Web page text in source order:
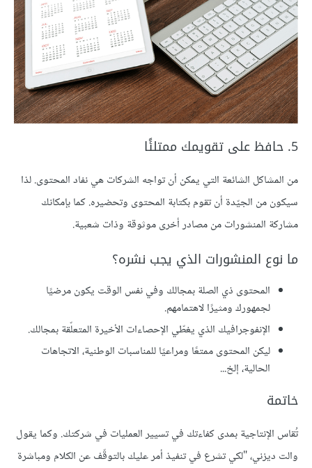
5. حافظ على تقويمك ممتلئًا
من المشاكل الشائعة التي يمكن أن تواجه الشركات هي نفاد المحتوى. لذا
سيكون من الجيّدة أن تقوم بكتابة المحتوى وتحضيره. كما بإمكانك
مشاركة المنشورات من مصادر أخرى موثوقة وذات شعبية.
ما نوع المنشورات الذي يجب نشره؟
المحتوى ذي الصلة بمجالك وفي نفس الوقت يكون مرضيًا
لجمهورك ومثيرًا لاهتمامهم.
الإنفوجرافيك الذي يغطّي الإحصاءات الأخيرة المتعلّقة بمجالك.
ليكن المحتوى ممتعًا ومراعيًا للمناسبات الوطنية، الاتجاهات
الحالية، إلخ...
خاتمة
تُقاس الإنتاجية بمدى كفاءتك في تسيير العمليات في شركتك. وكما يقول
والت ديزني، "لكي تشرع في تنفيذ أمر عليك بالتوقّف عن الكلام ومباشرة